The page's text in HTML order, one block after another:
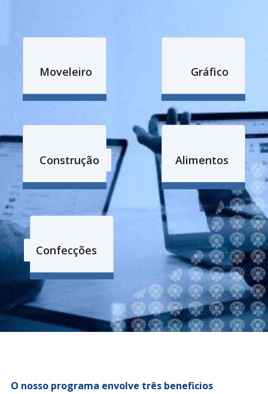
Moveleiro
Construção
Gráfico
Alimentos
Confecções
O nosso programa envolve três beneficios